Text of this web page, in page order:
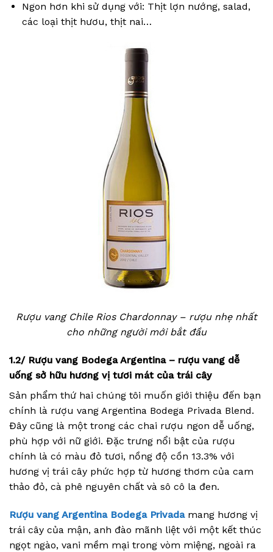
Ngon hơn khi sử dụng với: Thịt lợn nướng, salad,
các loại thịt hươu, thịt nai…
Rượu vang Chile Rios Chardonnay – rượu nhẹ nhất
cho những người mới bắt đầu
1.2/ Rượu vang Bodega Argentina – rượu vang dễ
uống sở hữu hương vị tươi mát của trái cây
Sản phẩm thứ hai chúng tôi muốn giới thiệu đến bạn
chính là rượu vang Argentina Bodega Privada Blend.
Đây cũng là một trong các chai rượu ngon dễ uống,
phù hợp với nữ giới. Đặc trưng nổi bật của rượu
chính là có màu đỏ tươi, nồng độ cồn 13.3% với
hương vị trái cây phức hợp từ hương thơm của cam
thảo đỏ, cà phê nguyên chất và sô cô la đen.
Rượu vang Argentina Bodega Privadamang hương vị
trái cây của mận, anh đào mãnh liệt với một kết thúc
ngọt ngào, vani mềm mại trong vòm miệng, ngoài ra